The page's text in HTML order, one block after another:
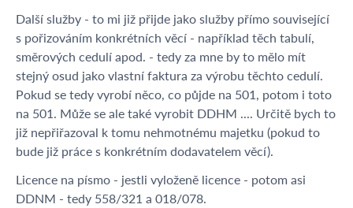
Další služby - to mi již přijde jako služby přímo související
s pořizováním konkrétních věcí - například těch tabulí,
směrových cedulí apod. - tedy za mne by to mělo mít
stejný osud jako vlastní faktura za výrobu těchto cedulí.
Pokud se tedy vyrobí něco, co půjde na 501, potom i toto
na 501. Může se ale také vyrobit DDHM .... Určitě bych to
již nepřiřazoval k tomu nehmotnému majetku (pokud to
bude již práce s konkrétním dodavatelem věcí).
Licence na písmo - jestli vyloženě licence - potom asi
DDNM - tedy 558/321 a 018/078.